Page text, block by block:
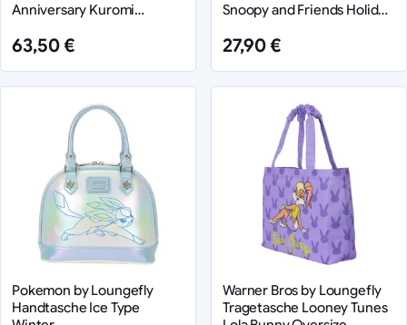
Anniversary Kuromi
63,50 €
Snoopy and Friends Holiday
27,90 €
Pokemon by Loungefly
Handtasche Ice Type
Warner Bros by Loungefly
Tragetasche Looney Tunes